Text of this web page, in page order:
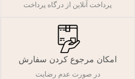
پرداخت آنلاین از درگاه پرداخت
امکان مرجوع کردن سفارش
در صورت عدم رضایت